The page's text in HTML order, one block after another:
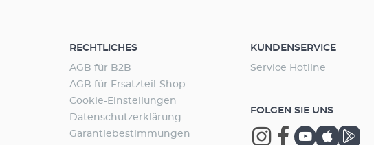
RECHTLICHES
AGB für B2B
AGB für Ersatzteil-Shop
Cookie-Einstellungen
Datenschutzerklärung
Garantiebestimmungen
KUNDENSERVICE
Service Hotline
FOLGEN SIE UNS